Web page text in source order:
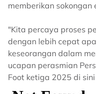
memberikan sokongan
"Kita percaya proses
dengan lebih cepat
keseorangan dalam
ucapan perasmian
Foot ketiga 2025 di